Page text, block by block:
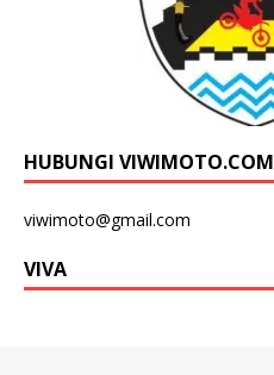
HUBUNGI VIWIMOTO.COM
viwimoto@gmail.com
VIVA